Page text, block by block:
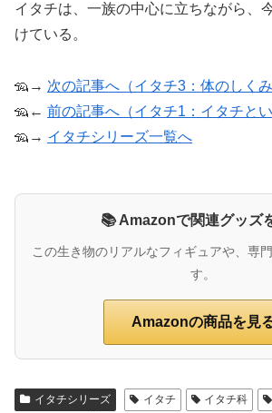
イタチは、一族の中心に立ちながら、
けている。
🦡→ 次の記事へ（イタチ3：体のしくみ
🦡← 前の記事へ（イタチ1：イタチとい
🦡→ イタチシリーズ一覧へ
📚 Amazonで関連グッズ
この生き物のリアルなフィギュアや、専
す。
Amazonの商品を見
イタチシリーズ イタチ イタチ科